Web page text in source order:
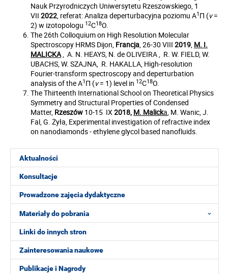
Aktualności
Konsultacje
Prowadzone zajęcia dydaktyczne
Materiały do pobrania
Linki do innych stron
Zainteresowania naukowe
Publikacje i Nagrody
Nauk Przyrodniczych Uniwersytetu Rzeszowskiego, 1
VII 2022, referat: Analiza deperturbacyjna poziomu A1 Π (v=
2) w izotopologu 12C18O.
The 26th Colloquium on High Resolution Molecular
Spectroscopy HRMS Dijon, Francja, 26-30 VIII 2019, M. I.
MALICKA, A. N. HEAYS, N. de OLIVEIRA , R. W. FIELD, W.
UBACHS, W. SZAJNA, R. HAKALLA, High-resolution
Fourier-transform spectroscopy and deperturbation
analysis of the A1 Π (v= 1) level in 12C18O.
The Thirteenth International School on Theoretical Physics
Symmetry and Structural Properties of Condensed
Matter, Rzeszów 10-15 IX2018, M. Malicka, M. Wanic, J.
Fal, G. Żyła, Experimental investigation of refractive index
on nanodiamonds - ethylene glycol based nanofluids.